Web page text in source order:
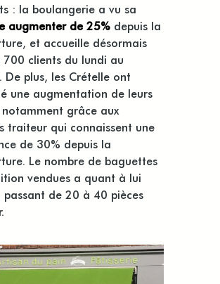
: la boulangerie a vu sa
augmenter de 25% depuis la
et accueille désormais
700 clients du lundi au
De plus, les Crételle ont
une augmentation de leurs
grâce aux
traiteur qui connaissent une
de 30% depuis la
Le nombre de baguettes
vendues a quant à lui
passant de 20 à 40 pièces